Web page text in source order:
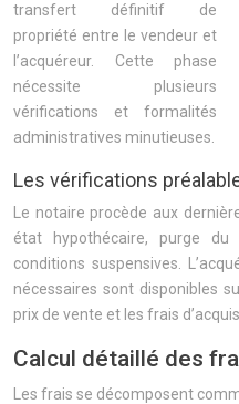
transfert définitif de
propriété entre le vendeur et
l’acquéreur. Cette phase
nécessite plusieurs
vérifications et formalités
administratives minutieuses.
Les vérifications
Le notaire procède aux
état hypothécaire, purge
conditions suspensives.
nécessaires sont disponibles
prix de vente et les frais
Calcul détaillé des
Les frais se décomposent